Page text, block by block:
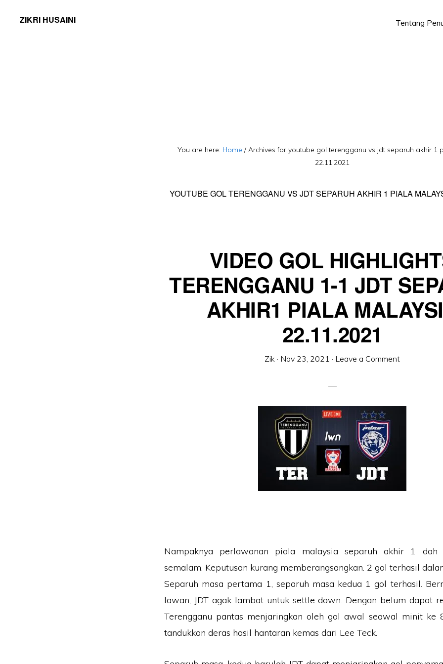
ZIKRI HUSAINI Tentang
You are here: Home /Archives for youtube gol terengganu vs jdt separuh akhir 1
22.11.2021
YOUTUBE GOL TERENGGANU VS JDT SEPARUH AKHIR 1 PIALA
VIDEO GOL
TERENGGANU 1-1 JDT
AKHIR1 PIALA
22.11.2021
Zik · Nov 23, 2021 · Leave a Comment
Nampaknya perlawanan piala malaysia separuh akhir 1 dah
semalam. Keputusan kurang memberangsangkan. 2 gol terhasil
Separuh masa pertama 1, separuh masa kedua 1 gol terhasil.
lawan, JDT agak lambat untuk settle down. Dengan belum dapat
Terengganu pantas menjaringkan oleh gol awal seawal minit ke
tandukkan deras hasil hantaran kemas dari Lee Teck.